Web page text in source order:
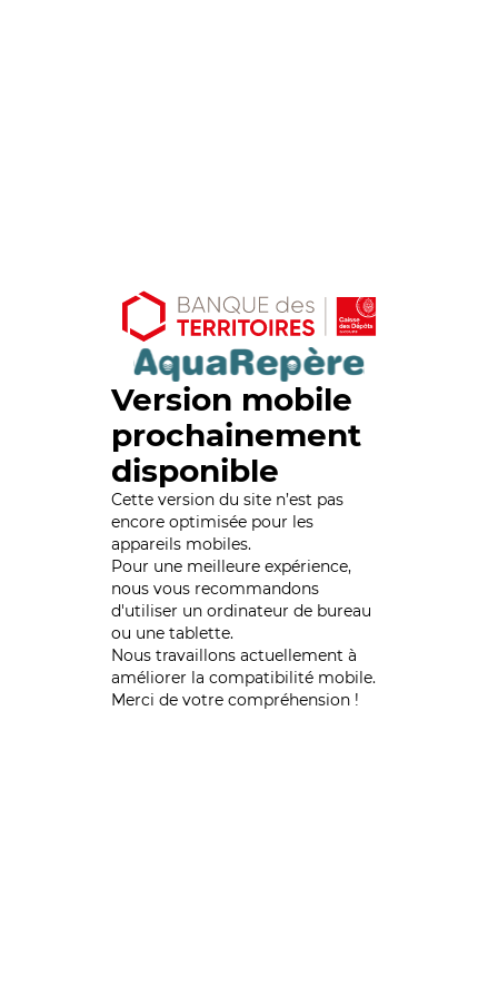
Version mobile
prochainement
disponible
Cette version du site n’est pas
encore optimisée pour les
appareils mobiles.
Pour une meilleure expérience,
nous vous recommandons
d'utiliser un ordinateur de bureau
ou une tablette.
Nous travaillons actuellement à
améliorer la compatibilité mobile.
Merci de votre compréhension !